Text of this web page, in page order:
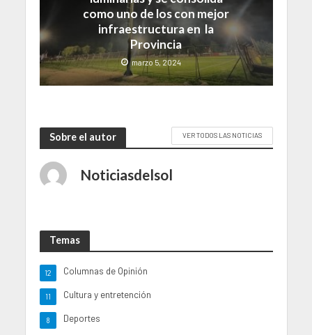
como uno de los con mejor
infraestructura en la
Provincia
marzo 5, 2024
Sobre el autor VER TODOS LAS NOTICIAS
Noticiasdelsol
Temas
Columnas de Opinión
12
Cultura y entretención
11
Deportes
8